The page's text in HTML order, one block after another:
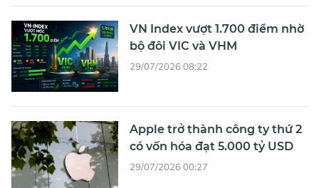
VN Index vượt 1.700 điểm nhờ
bộ đôi VIC và VHM
29/07/2026 08:22
Apple trở thành công ty thứ 2
có vốn hóa đạt 5.000 tỷ USD
29/07/2026 00:27